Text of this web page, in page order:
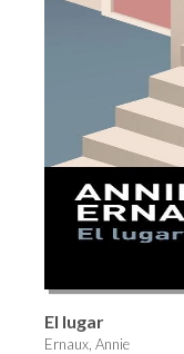
El lugar
Ernaux, Annie